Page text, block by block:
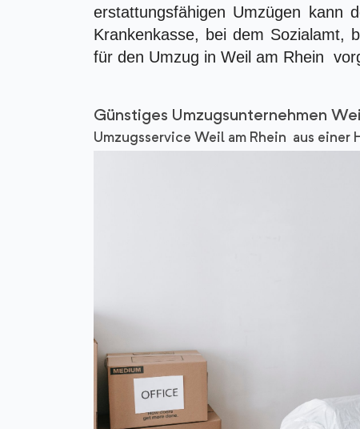
erstattungsfähigen Umzügen kann
Krankenkasse, bei dem Sozialamt,
für den Umzug in Weil am Rhein
Günstiges Umzugsunternehmen
Umzugsservice Weil am Rhein aus einer